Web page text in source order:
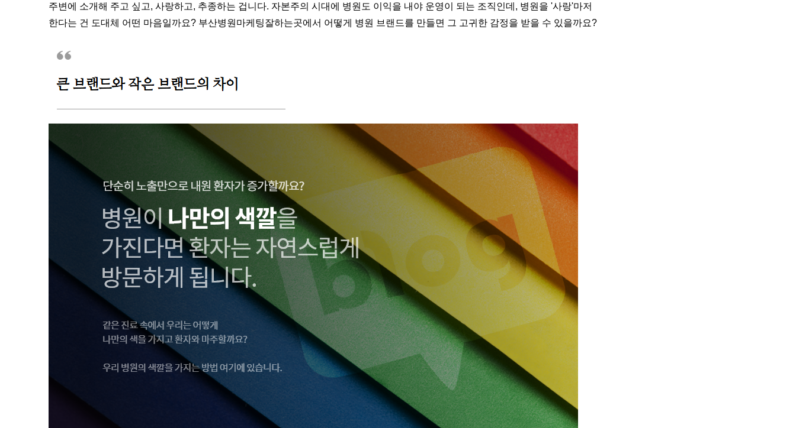
주변에 소개해 주고 싶고, 사랑하고, 추종하는 겁니다. 자본주의 시대에 병원도 이익을 내야 운영이 되는 조직인데, 병원을 '사랑'마저
한다는 건 도대체 어떤 마음일까요? 부산병원마케팅잘하는곳에서 어떻게 병원 브랜드를 만들면 그 고귀한 감정을 받을 수 있을까요?